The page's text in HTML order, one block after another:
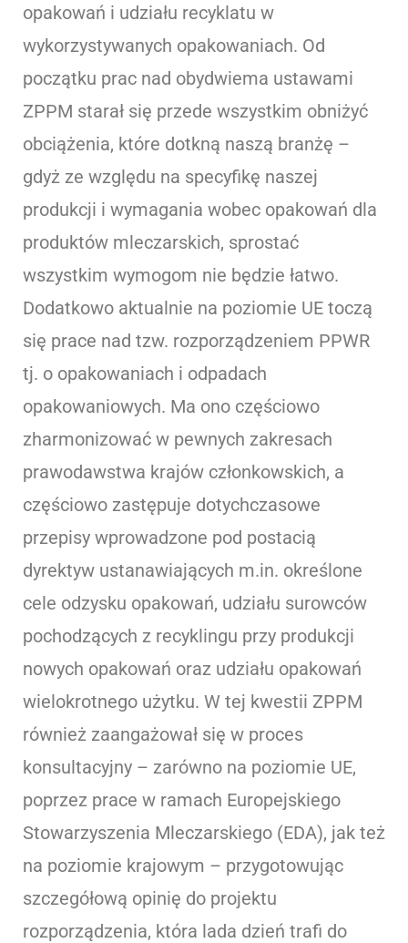
opakowań i udziału recyklatu w
wykorzystywanych opakowaniach. Od
początku prac nad obydwiema ustawami
ZPPM starał się przede wszystkim obniżyć
obciążenia, które dotkną naszą branżę –
gdyż ze względu na specyfikę naszej
produkcji i wymagania wobec opakowań dla
produktów mleczarskich, sprostać
wszystkim wymogom nie będzie łatwo.
Dodatkowo aktualnie na poziomie UE toczą
się prace nad tzw. rozporządzeniem PPWR
tj. o opakowaniach i odpadach
opakowaniowych. Ma ono częściowo
zharmonizować w pewnych zakresach
prawodawstwa krajów członkowskich, a
częściowo zastępuje dotychczasowe
przepisy wprowadzone pod postacią
dyrektyw ustanawiających m.in. określone
cele odzysku opakowań, udziału surowców
pochodzących z recyklingu przy produkcji
nowych opakowań oraz udziału opakowań
wielokrotnego użytku. W tej kwestii ZPPM
również zaangażował się w proces
konsultacyjny – zarówno na poziomie UE,
poprzez prace w ramach Europejskiego
Stowarzyszenia Mleczarskiego (EDA), jak też
na poziomie krajowym – przygotowując
szczegółową opinię do projektu
rozporządzenia, która lada dzień trafi do